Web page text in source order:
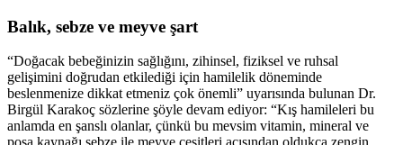
Balık, sebze ve meyve şart
“Doğacak bebeğinizin sağlığını, zihinsel, fiziksel ve ruhsal
gelişimini doğrudan etkilediği için hamilelik döneminde
beslenmenize dikkat etmeniz çok önemli” uyarısında bulunan Dr.
Birgül Karakoç sözlerine şöyle devam ediyor: “Kış hamileleri bu
anlamda en şanslı olanlar, çünkü bu mevsim vitamin, mineral ve